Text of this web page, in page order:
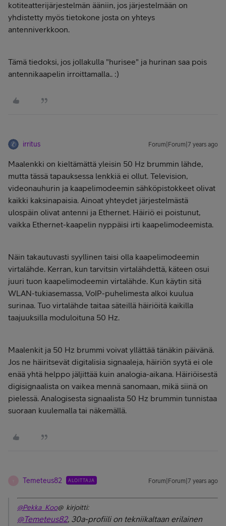
kotiteatterijärjestelmän ääniin, jos järjestelmään on
yhdistetty myös tietokone josta on yhteys
antenniverkkoon.
Tämä tiedoksi, jos jollakulla "hurisee" ja hurinan saa pois
antennikaapelin irroittamalla.. :)
irritus Forum|Forum|7 years ago
Maalenkki on kieltämättä yleisin 50 Hz brummin lähde,
mutta tässä tapauksessa lenkkiä ei ollut. Television,
videonauhurin ja kaapelimodeemin sähköpistokkeet olivat
kaikki kaksinapaisia. Ainoat yhteydet järjestelmästä
ulospäin olivat antenni ja Ethernet. Häiriö ei poistunut,
vaikka Ethernet-kaapelin nyppäisi irti kaapelimodeemista.
Näin takautuvasti syyllinen taisi olla kaapelimodeemin
virtalähde. Kerran, kun tarvitsin virtalähdettä, käteen osui
juuri tuon kaapelimodeemin virtalähde. Kun käytin sitä
WLAN-tukiasemassa, VoIP-puhelimesta alkoi kuulua
surinaa. Tuo virtalähde taitaa säteillä häiriöitä kaikilla
taajuuksilla moduloituna 50 Hz.
Maalenkit ja 50 Hz brummi voivat yllättää tänäkin päivänä.
Jos ne häiritsevät digitalisia signaaleja, häiriön syytä ei ole
enää yhtä helppo jäljittää kuin analogia-aikana. Häiriöisestä
digisignaalista on vaikea mennä sanomaan, mikä siinä on
pielessä. Analogisesta signaalista 50 Hz brummin tunnistaa
suoraan kuulemalla tai näkemällä.
Temeteus82 ALOITTAJA Forum|Forum|7 years ago
@Pekka_Koo@ kirjoitti:
@Temeteus82, 30a-profiili on tekniikaltaan erilainen